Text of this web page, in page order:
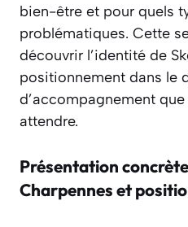
bien-être et pour quels
problématiques. Cette
découvrir l’identité de
positionnement dans le
d’accompagnement
attendre.
Présentation
Charpennes et